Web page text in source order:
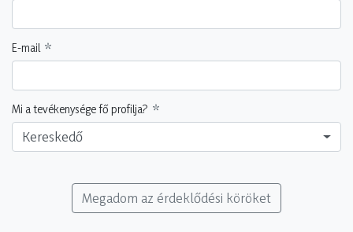
E-mail
Mi a tevékenysége fő profilja?
Kereskedő
Megadom az érdeklődési köröket